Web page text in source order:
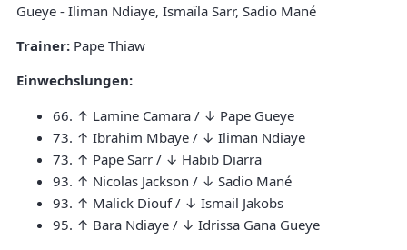
Gueye - Iliman Ndiaye, Ismaïla Sarr, Sadio Mané
Trainer: Pape Thiaw
Einwechslungen:
66. ↑ Lamine Camara / ↓ Pape Gueye
73. ↑ Ibrahim Mbaye / ↓ Iliman Ndiaye
73. ↑ Pape Sarr / ↓ Habib Diarra
93. ↑ Nicolas Jackson / ↓ Sadio Mané
93. ↑ Malick Diouf / ↓ Ismail Jakobs
95. ↑ Bara Ndiaye / ↓ Idrissa Gana Gueye